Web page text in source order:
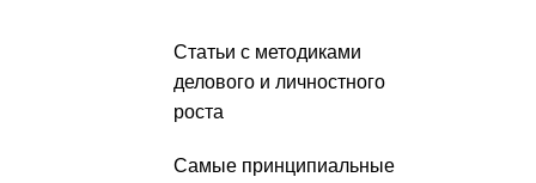
Статьи с методиками
делового и личностного
роста
Самые принципиальные